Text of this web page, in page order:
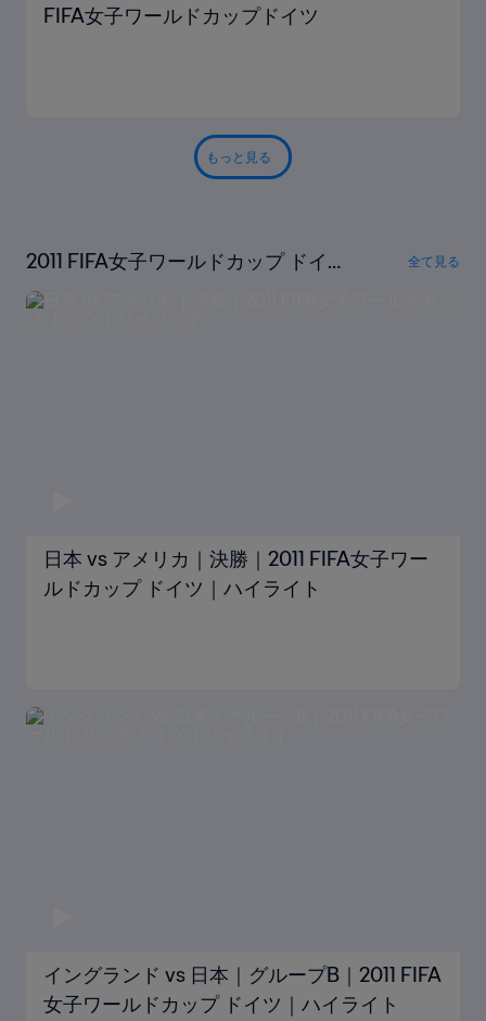
FIFA女子ワールドカップドイツ
もっと見る
2011 FIFA女子ワールドカップ ドイツ
ハイライト
全て見る
日本 vs アメリカ｜決勝｜2011 FIFA女子ワー
ルドカップ ドイツ｜ハイライト
イングランド vs 日本｜グループB｜2011 FIFA
女子ワールドカップ ドイツ｜ハイライト